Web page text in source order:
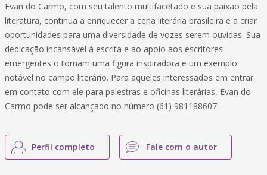
Evan do Carmo, com seu talento multifacetado e sua paixão pela
literatura, continua a enriquecer a cena literária brasileira e a criar
oportunidades para uma diversidade de vozes serem ouvidas. Sua
dedicação incansável à escrita e ao apoio aos escritores
emergentes o tornam uma figura inspiradora e um exemplo
notável no campo literário. Para aqueles interessados em entrar
em contato com ele para palestras e oficinas literárias, Evan do
Carmo pode ser alcançado no número (61) 981188607.
Perfil completo Fale com o autor